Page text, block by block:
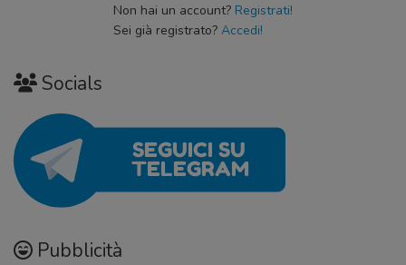
Capitolo 03
09 Ottobre 2020
Capitolo 02
Capitolo 01
Non hai un account? Registrati!
Sei già registrato? Accedi!
Socials
Pubblicità